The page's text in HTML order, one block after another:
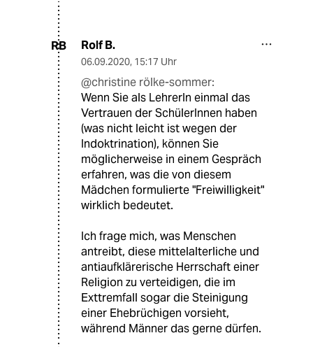
RB Rolf B.
06.09.2020, 15:17 Uhr
@christine rölke-sommer:
Wenn Sie als LehrerIn einmal das
Vertrauen der SchülerInnen haben
(was nicht leicht ist wegen der
Indoktrination), können Sie
möglicherweise in einem Gespräch
erfahren, was die von diesem
Mädchen formulierte "Freiwilligkeit"
wirklich bedeutet.
Ich frage mich, was Menschen
antreibt, diese mittelalterliche und
antiaufklärerische Herrschaft einer
Religion zu verteidigen, die im
Exttremfall sogar die Steinigung
einer Ehebrüchigen vorsieht,
während Männer das gerne dürfen.